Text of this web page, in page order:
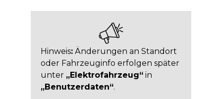
Hinweis: Änderungen an Standort
oder Fahrzeuginfo erfolgen später
unter „Elektrofahrzeug“ in
„Benutzerdaten“.